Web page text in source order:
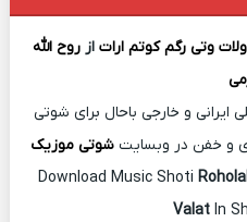
وتی رگم کوتم ارات ازروح الله
و خارجی باحال برای شوتی
و خفن در وبسایتشوتی موزیک
Download Music Shoti
ValatIn